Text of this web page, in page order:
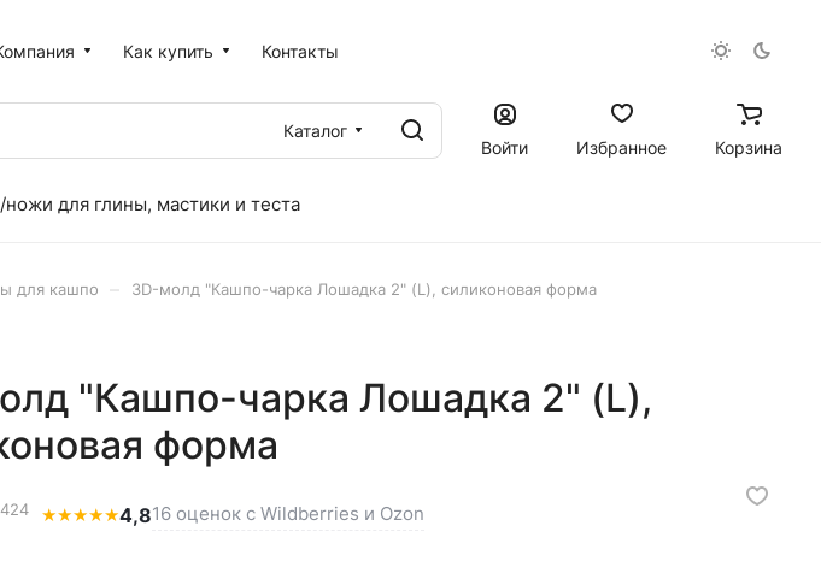
Как купить Контакты
Каталог
Войти
Избранное Корзина
для глины, мастики и теста
для кашпо 3D-молд "Кашпо-чарка Лошадка 2" (L), силиконовая форма
"Кашпо-чарка Лошадка 2" (L),
форма
★★★★★4,816 оценок с Wildberries и Ozon